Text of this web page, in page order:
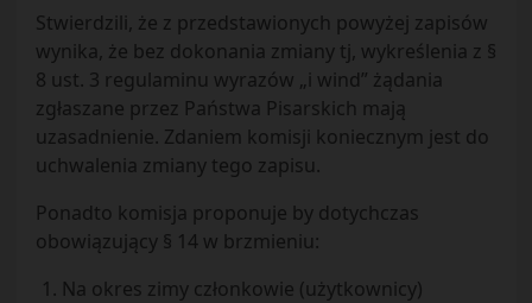
Stwierdzili, że z przedstawionych powyżej zapisów
wynika, że bez dokonania zmiany tj, wykreślenia z §
8 ust. 3 regulaminu wyrazów „i wind” żądania
zgłaszane przez Państwa Pisarskich mają
uzasadnienie. Zdaniem komisji koniecznym jest do
uchwalenia zmiany tego zapisu.
Ponadto komisja proponuje by dotychczas
obowiązujący § 14 w brzmieniu:
Na okres zimy członkowie (użytkownicy)